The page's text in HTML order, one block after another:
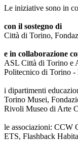
Le iniziative sono in
con il sostegno di
Città di Torino,
e in collaborazione
ASL Città di Torino e
Politecnico di Torino -
i dipartimenti
Torino Musei,
Rivoli Museo di Arte
le associazioni: CCW
ETS, Flashback